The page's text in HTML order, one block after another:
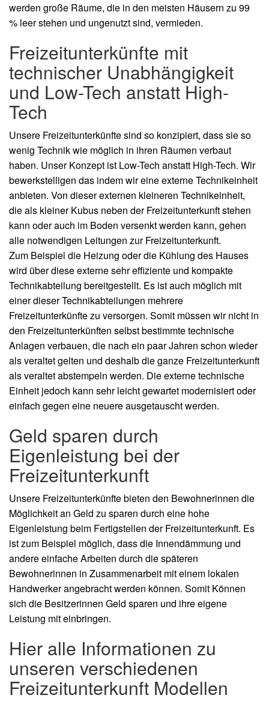
werden große Räume, die in den meisten Häusern zu 99
% leer stehen und ungenutzt sind, vermieden.
Freizeitunterkünfte mit
technischer Unabhängigkeit
und Low-Tech anstatt High-
Tech
Unsere Freizeitunterkünfte sind so konzipiert, dass sie so
wenig Technik wie möglich in ihren Räumen verbaut
haben. Unser Konzept ist Low-Tech anstatt High-Tech. Wir
bewerkstelligen das indem wir eine externe Technikeinheit
anbieten. Von dieser externen kleineren Technikeinheit,
die als kleiner Kubus neben der Freizeitunterkunft stehen
kann oder auch im Boden versenkt werden kann, gehen
alle notwendigen Leitungen zur Freizeitunterkunft.
Zum Beispiel die Heizung oder die Kühlung des Hauses
wird über diese externe sehr effiziente und kompakte
Technikabteilung bereitgestellt. Es ist auch möglich mit
einer dieser Technikabteilungen mehrere
Freizeitunterkünfte zu versorgen. Somit müssen wir nicht in
den Freizeitunterkünften selbst bestimmte technische
Anlagen verbauen, die nach ein paar Jahren schon wieder
als veraltet gelten und deshalb die ganze Freizeitunterkunft
als veraltet abstempeln werden. Die externe technische
Einheit jedoch kann sehr leicht gewartet modernisiert oder
einfach gegen eine neuere ausgetauscht werden.
Geld sparen durch
Eigenleistung bei der
Freizeitunterkunft
Unsere Freizeitunterkünfte bieten den Bewohnerinnen die
Möglichkeit an Geld zu sparen durch eine hohe
Eigenleistung beim Fertigstellen der Freizeitunterkunft. Es
ist zum Beispiel möglich, dass die Innendämmung und
andere einfache Arbeiten durch die späteren
Bewohnerinnen in Zusammenarbeit mit einem lokalen
Handwerker angebracht werden können. Somit Können
sich die Besitzerinnen Geld sparen und ihre eigene
Leistung mit einbringen.
Hier alle Informationen zu
unseren verschiedenen
Freizeitunterkunft Modellen